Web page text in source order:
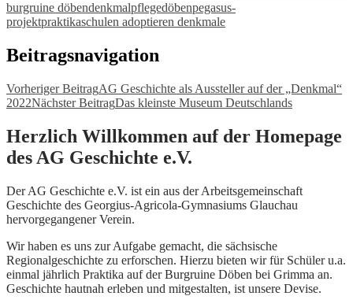
burgruine döbendenkmalpflegedöbenpegasus-
projektpraktikaschulen adoptieren denkmale
Beitragsnavigation
Vorheriger BeitragAG Geschichte als Aussteller auf der „Denkmal“
2022Nächster BeitragDas kleinste Museum Deutschlands
Herzlich Willkommen auf der Homepage
des AG Geschichte e.V.
Der AG Geschichte e.V. ist ein aus der Arbeitsgemeinschaft
Geschichte des Georgius-Agricola-Gymnasiums Glauchau
hervorgegangener Verein.
Wir haben es uns zur Aufgabe gemacht, die sächsische
Regionalgeschichte zu erforschen. Hierzu bieten wir für Schüler u.a.
einmal jährlich Praktika auf der Burgruine Döben bei Grimma an.
Geschichte hautnah erleben und mitgestalten, ist unsere Devise.